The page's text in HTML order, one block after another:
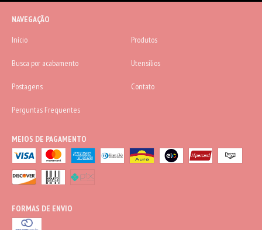
NAVEGAÇÃO
Início
Produtos
Busca por acabamento Utensílios
Postagens Contato
Perguntas Frequentes
MEIOS DE PAGAMENTO
FORMAS DE ENVIO